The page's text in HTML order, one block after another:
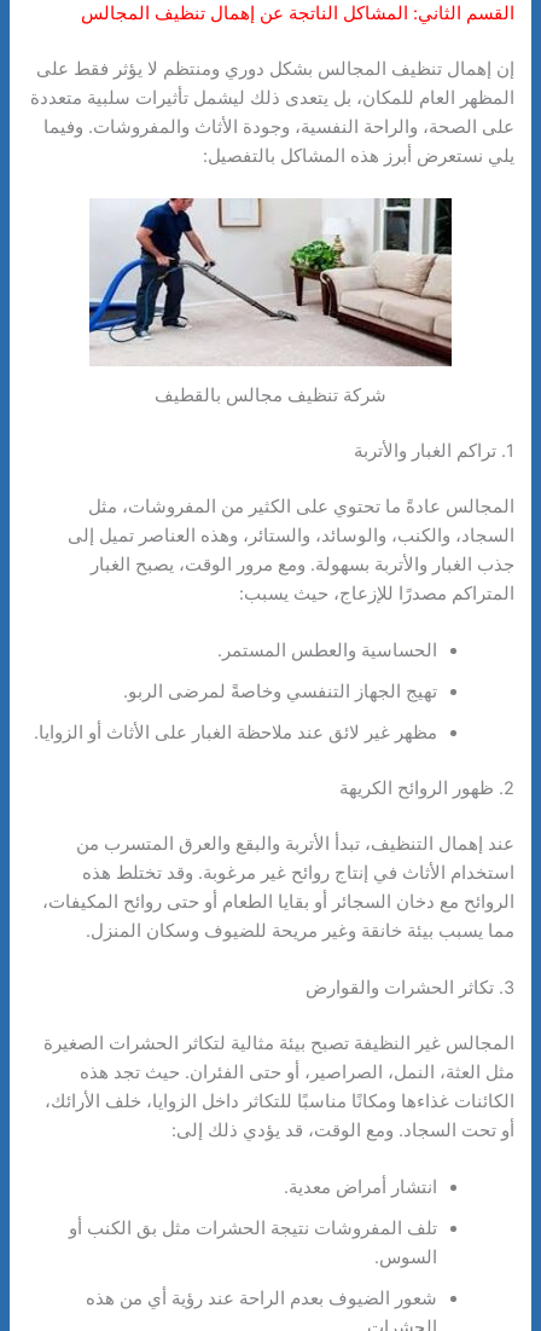
القسم الثاني: المشاكل الناتجة عن إهمال تنظيف المجالس
إن إهمال تنظيف المجالس بشكل دوري ومنتظم لا يؤثر فقط على
المظهر العام للمكان، بل يتعدى ذلك ليشمل تأثيرات سلبية متعددة
على الصحة، والراحة النفسية، وجودة الأثاث والمفروشات. وفيما
يلي نستعرض أبرز هذه المشاكل بالتفصيل:
شركة تنظيف مجالس بالقطيف
1. تراكم الغبار والأتربة
المجالس عادةً ما تحتوي على الكثير من المفروشات، مثل
السجاد، والكنب، والوسائد، والستائر، وهذه العناصر تميل إلى
جذب الغبار والأتربة بسهولة. ومع مرور الوقت، يصبح الغبار
المتراكم مصدرًا للإزعاج، حيث يسبب:
الحساسية والعطس المستمر.
تهيج الجهاز التنفسي وخاصةً لمرضى الربو.
مظهر غير لائق عند ملاحظة الغبار على الأثاث أو الزوايا.
2. ظهور الروائح الكريهة
عند إهمال التنظيف، تبدأ الأتربة والبقع والعرق المتسرب من
استخدام الأثاث في إنتاج روائح غير مرغوبة. وقد تختلط هذه
الروائح مع دخان السجائر أو بقايا الطعام أو حتى روائح المكيفات،
مما يسبب بيئة خانقة وغير مريحة للضيوف وسكان المنزل.
3. تكاثر الحشرات والقوارض
المجالس غير النظيفة تصبح بيئة مثالية لتكاثر الحشرات الصغيرة
مثل العثة، النمل، الصراصير، أو حتى الفئران. حيث تجد هذه
الكائنات غذاءها ومكانًا مناسبًا للتكاثر داخل الزوايا، خلف الأرائك،
أو تحت السجاد. ومع الوقت، قد يؤدي ذلك إلى:
انتشار أمراض معدية.
تلف المفروشات نتيجة الحشرات مثل بق الكنب أو
السوس.
شعور الضيوف بعدم الراحة عند رؤية أي من هذه